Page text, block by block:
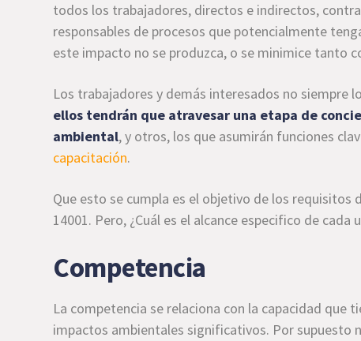
todos los trabajadores, directos e indirectos,
responsables de procesos que potencialmente
este impacto no se produzca, o se minimice tanto
Los trabajadores y demás interesados no siempre
ellos tendrán que atravesar una etapa de
ambiental, y otros, los que asumirán funciones
capacitación.
Que esto se cumpla es el objetivo de los requisitos
14001. Pero, ¿Cuál es el alcance especifico de cada
Competencia
La competencia se relaciona con la capacidad que
impactos ambientales significativos. Por supuesto